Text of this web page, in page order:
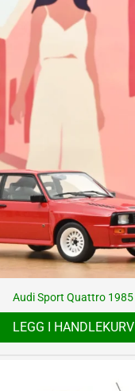
Audi Sport Quattro 1985
LEGG I HANDLEKURV